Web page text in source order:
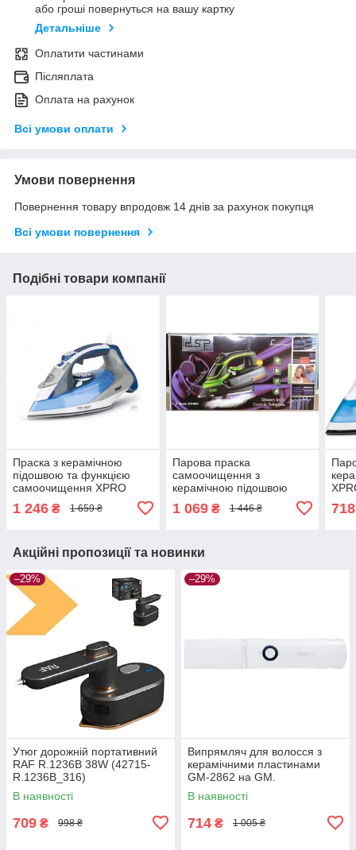
або гроші повернуться на вашу картку
Детальніше
Оплатити частинами
Післяплата
Оплата на рахунок
Всі умови оплати
Умови повернення
Повернення товару впродовж 14 днів за рахунок покупця
Всі умови повернення
Подібні товари компанії
Праска з керамічною
підошвою та функцією
самоочищення XPRO
R1256B_693)
1 246 ₴ 1 659 ₴
Парова праска
самоочищення з
керамічною підошвою
1 069₴ 1 446 ₴ 718
Акційні пропозиції та новинки
–29%
Утюг дорожній портативний
RAF R.1236B 38W (42715-
R.1236B_316)
В наявності
709 ₴ 998 ₴
–29%
Випрямляч для волосся з
керамічними пластинами
GM-2862 на GM.
В наявності
714 ₴ 1 005 ₴